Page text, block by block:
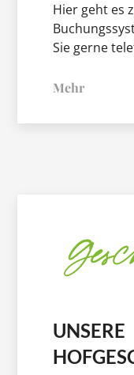
Hier geht es
Sie gerne
Mehr
UNSERE